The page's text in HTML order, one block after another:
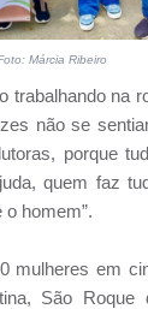
Márcia Ribeiro
trabalhando na
não se
porque
quem faz
homem”.
mulheres em
São